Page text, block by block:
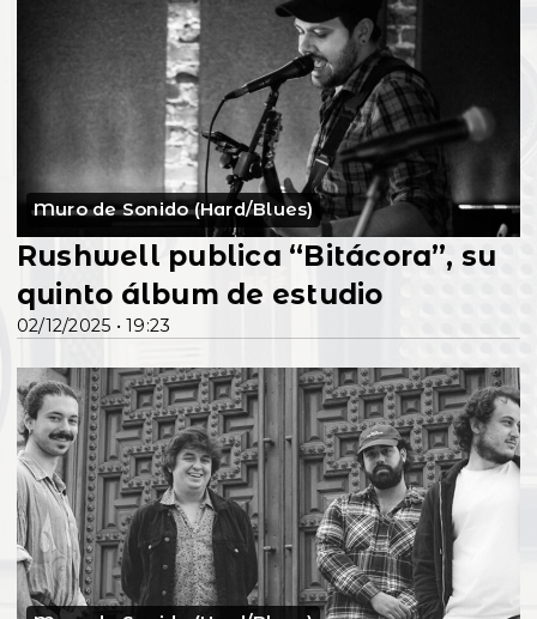
Muro de Sonido (Hard/Blues)
02/12/2025 • 19:23
Rushwell publica “Bitácora”, su
quinto álbum de estudio